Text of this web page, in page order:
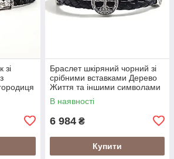
зі
Браслет шкіряний чорний зі
срібними вставками Дерево
Життя та іншими символами
В наявності
6 984 ₴
Купити